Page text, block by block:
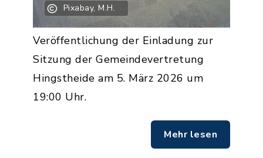
Pixabay, M.H.
Veröffentlichung der Einladung zur
Sitzung der Gemeindevertretung
Hingstheide am 5. März 2026 um
19:00 Uhr.
Mehr lesen